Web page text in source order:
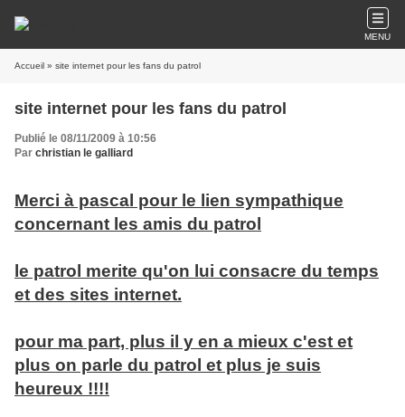
MENU
Accueil » site internet pour les fans du patrol
site internet pour les fans du patrol
Publié le 08/11/2009 à 10:56
Par christian le galliard
Merci à pascal pour le lien sympathique
concernant les amis du patrol
le patrol merite qu'on lui consacre du temps
et des sites internet.
pour ma part, plus il y en a mieux c'est et
plus on parle du patrol et plus je suis
heureux !!!!